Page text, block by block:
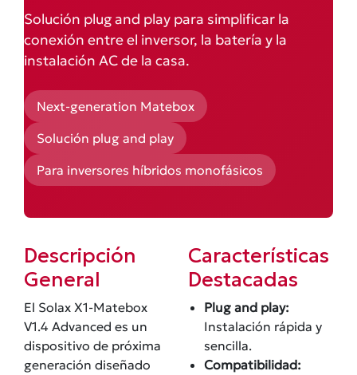
Solución plug and play para simplificar la
conexión entre el inversor, la batería y la
instalación AC de la casa.
Next-generation Matebox
Solución plug and play
Para inversores híbridos monofásicos
Descripción
General
El Solax X1-Matebox
V1.4 Advanced es un
dispositivo de próxima
generación diseñado
Características
Destacadas
Plug and play:
Instalación rápida y
sencilla.
Compatibilidad: